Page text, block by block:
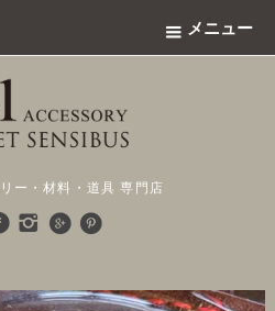
メニュー
ー・材料・道具 専門店